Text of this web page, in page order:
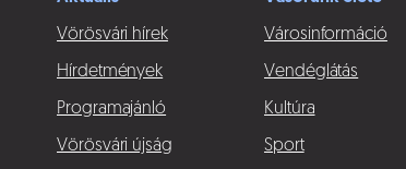
Vörösvári hírek
Hírdetmények
Programajánló
Vörösvári újság
Városinformáció
Vendéglátás
Kultúra
Sport